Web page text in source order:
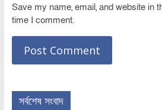
Save my name, email, and website in
time I comment.
সর্বশেষ সংবাদ